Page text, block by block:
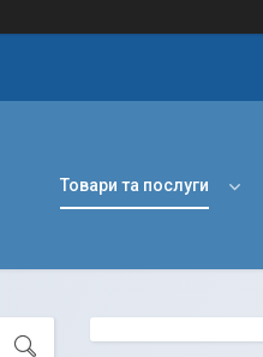
Товари та послуги